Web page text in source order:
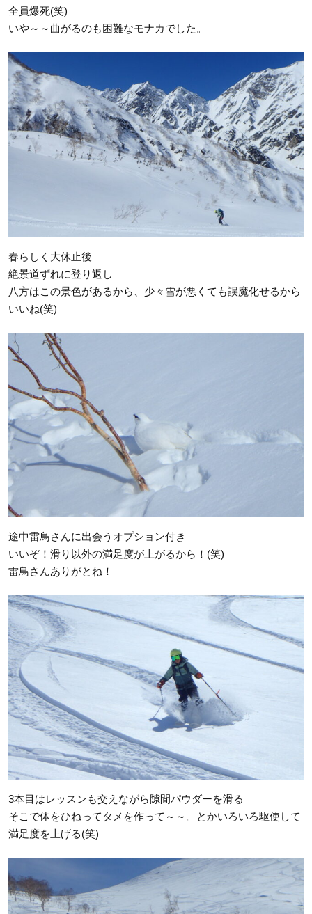
全員爆死(笑)
いや～～曲がるのも困難なモナカでした。
春らしく大休止後
絶景道ずれに登り返し
八方はこの景色があるから、少々雪が悪くても誤魔化せるから
いいね(笑)
途中雷鳥さんに出会うオプション付き
いいぞ！滑り以外の満足度が上がるから！(笑)
雷鳥さんありがとね！
3本目はレッスンも交えながら隙間パウダーを滑る
そこで体をひねってタメを作って～～。とかいろいろ駆使して
満足度を上げる(笑)